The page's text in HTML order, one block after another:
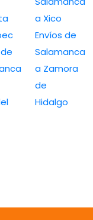
a Xico
Envíos de
Salamanca
a Zamora
de
Hidalgo